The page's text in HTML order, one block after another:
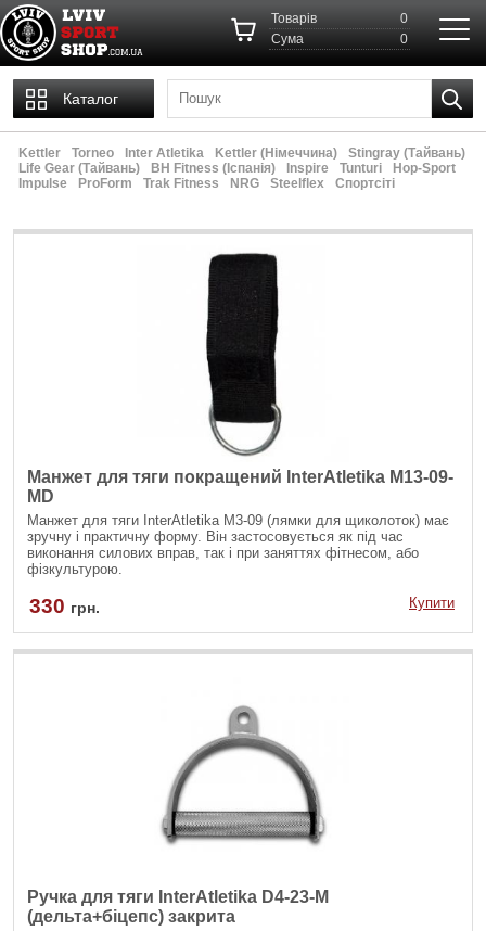
Товарів
0
Cума
0
Каталог
Kettler Torneo Inter Atletika Kettler (Німеччина)
Stingray (Тайвань)
Life Gear (Тайвань)
ВН Fitness (Іспанія) Inspire Tunturi
Hop-Sport
Impulse
ProForm Trak Fitness NRG Steelflex Спортсіті
Манжет для тяги покращений InterAtletika M13-09-
MD
Манжет для тяги InterAtletika М3-09 (лямки для щиколоток) має
зручну і практичну форму. Він застосовується як під час
виконання силових вправ, так і при заняттях фітнесом, або
фізкультурою.
330 грн. Купити
Ручка для тяги InterAtletika D4-23-M
(дельта+біцепс) закрита